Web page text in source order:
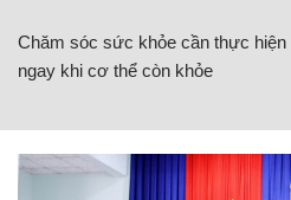
Chăm sóc sức khỏe cần thực hiện
ngay khi cơ thể còn khỏe